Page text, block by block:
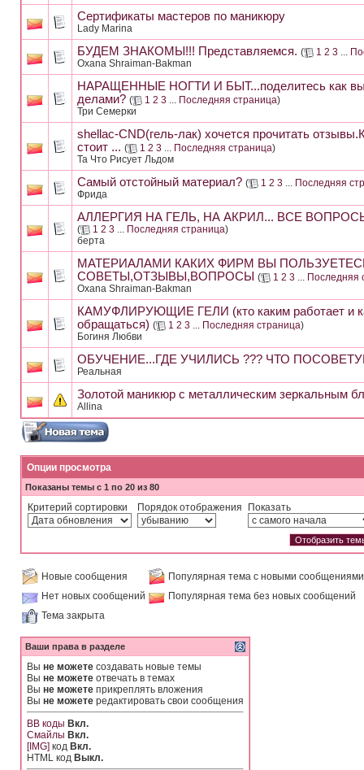
Сертификаты мастеров по маникюру
Lady Marina
БУДЕМ ЗНАКОМЫ!!! Представляемся. ( 1 2 3 ...
Oxana Shraiman-Bakman
НАРАЩЕННЫЕ НОГТИ И БЫТ...поделитесь как вы
делами? ( 1 2 3 ... Последняя страница)
Три Семерки
shellac-CND(гель-лак) хочется прочитать
стоит ... ( 1 2 3 ... Последняя страница)
Та Что Рисует Льдом
Самый отстойный материал? ( 1 2 3 ... Последняя
Фрида
АЛЛЕРГИЯ НА ГЕЛЬ, НА АКРИЛ... ВСЕ
( 1 2 3 ... Последняя страница)
берта
МАТЕРИАЛАМИ КАКИХ ФИРМ ВЫ
СОВЕТЫ,ОТЗЫВЫ,ВОПРОСЫ ( 1 2 3 ... Последняя
Oxana Shraiman-Bakman
КАМУФЛИРУЮЩИЕ ГЕЛИ (кто каким работает и
обращаться) ( 1 2 3 ... Последняя страница)
Богиня Любви
ОБУЧЕНИЕ...ГДЕ УЧИЛИСЬ ??? ЧТО
Реальная
Золотой маникюр с металлическим зеркальным
Allina
Опции просмотра
Показаны темы с 1 по 20 из 80
Критерий сортировки Порядок отображения Показать
Новые сообщения
Популярная тема с новыми сообщениями
Нет новых сообщений
Популярная тема без новых сообщений
Тема закрыта
Ваши права в разделе
Вы не можете создавать новые темы
Вы не можете отвечать в темах
Вы не можете прикреплять вложения
Вы не можете редактировать свои сообщения
BB коды Вкл.
Смайлы Вкл.
[IMG] код Вкл.
HTML код Выкл.